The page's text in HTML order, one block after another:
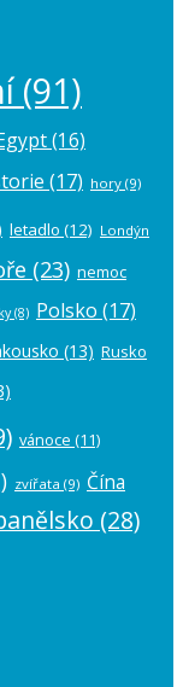
(91)
(16)
(17) hory (9)
letadlo (12) Londýn
(23) nemoc
(8) Polsko (17)
(13) Rusko
vánoce (11)
zvířata (9) Čína
(28)